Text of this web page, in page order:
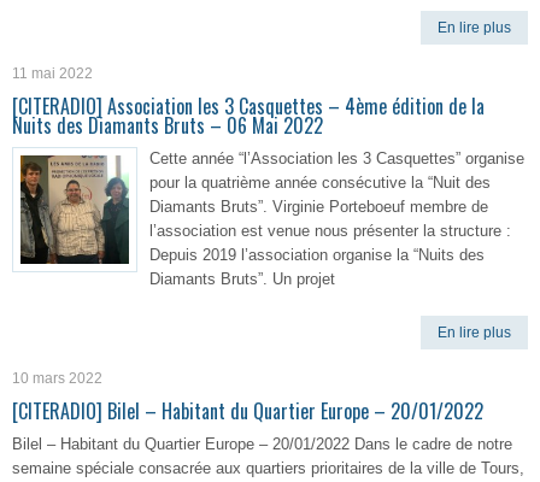
En lire plus
11 mai 2022
[CITERADIO] Association les 3 Casquettes – 4ème édition de la
Nuits des Diamants Bruts – 06 Mai 2022
Cette année “l’Association les 3 Casquettes” organise
pour la quatrième année consécutive la “Nuit des
Diamants Bruts”. Virginie Porteboeuf membre de
l’association est venue nous présenter la structure :
Depuis 2019 l’association organise la “Nuits des
Diamants Bruts”. Un projet
En lire plus
10 mars 2022
[CITERADIO] Bilel – Habitant du Quartier Europe – 20/01/2022
Bilel – Habitant du Quartier Europe – 20/01/2022 Dans le cadre de notre
semaine spéciale consacrée aux quartiers prioritaires de la ville de Tours,